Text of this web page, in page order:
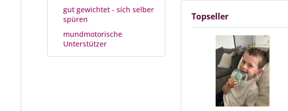
gut gewichtet - sich selber
spüren
mundmotorische
Unterstützer
Topseller